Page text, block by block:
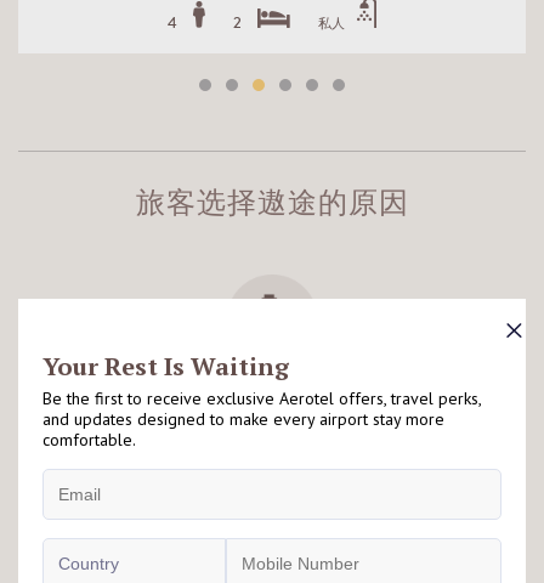
4 2 私人
旅客选择遨途的原因
毗邻机场
遨途坐落于机场客运大楼禁区内外，适合因出入境或转机
旅客停留享用，详情请查看有关酒店落地页以了解更多资
讯。